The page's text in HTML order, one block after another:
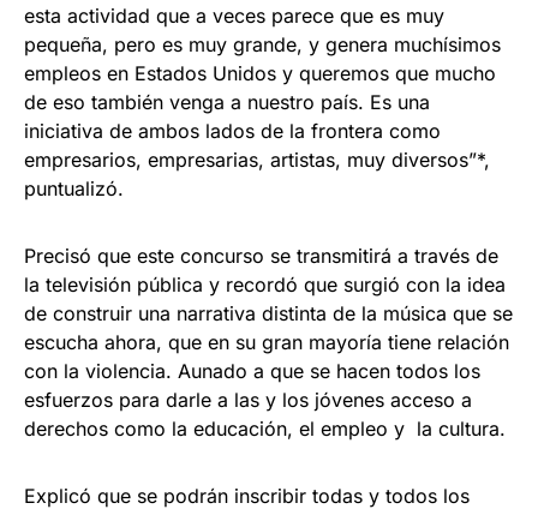
esta actividad que a veces parece que es muy
pequeña, pero es muy grande, y genera muchísimos
empleos en Estados Unidos y queremos que mucho
de eso también venga a nuestro país. Es una
iniciativa de ambos lados de la frontera como
empresarios, empresarias, artistas, muy diversos”*,
puntualizó.
Precisó que este concurso se transmitirá a través de
la televisión pública y recordó que surgió con la idea
de construir una narrativa distinta de la música que se
escucha ahora, que en su gran mayoría tiene relación
con la violencia. Aunado a que se hacen todos los
esfuerzos para darle a las y los jóvenes acceso a
derechos como la educación, el empleo y la cultura.
Explicó que se podrán inscribir todas y todos los